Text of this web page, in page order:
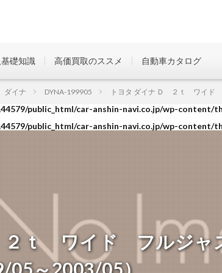
public_html/car-anshin-navi.co.jp/wp-
public_html/car-anshin-navi.co.jp/wp-content/
public_html/car-anshin-navi.co.jp/wp-content/
礎知識 高価買取のススメ 自動車カタログ
２ｔ ワイド フルジャ
ダイナ DYNA-199905 トヨタ ダイナ Ｄ ２ｔ ワイド